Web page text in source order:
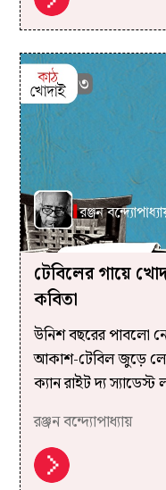
টেবিলের গায়ে
কবিতা
উনিশ বছরের পাবলো
আকাশ-টেবিল জুড়ে
ক্যান রাইট দ্য স্যাডেস্ট
রঞ্জন বন্দ্যোপাধ্যায়